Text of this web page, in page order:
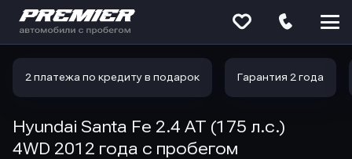
2 платежа по кредиту в подарок Гарантия 2 года
Hyundai Santa Fe 2.4 AT (175 л.с.)
4WD 2012 года с пробегом